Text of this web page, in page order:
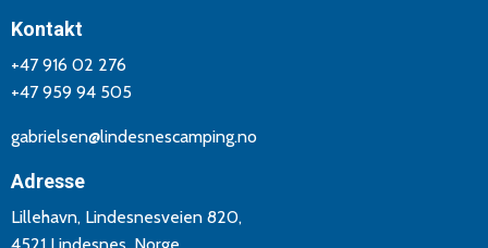
Kontakt
+47 916 02 276
+47 959 94 505
gabrielsen@lindesnescamping.no
Adresse
Lillehavn, Lindesnesveien 820,